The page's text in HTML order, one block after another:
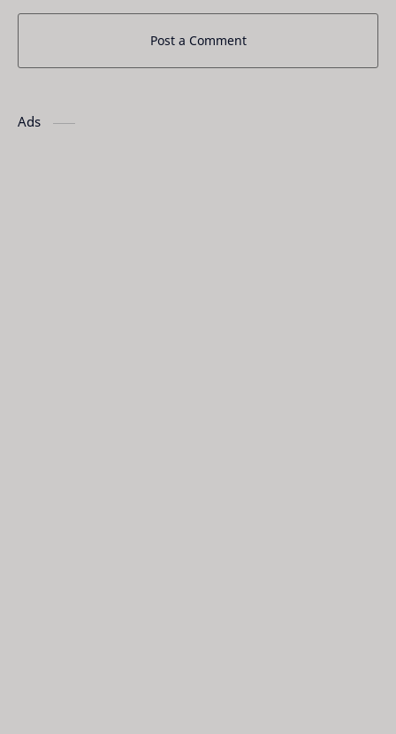
Post a Comment
Ads